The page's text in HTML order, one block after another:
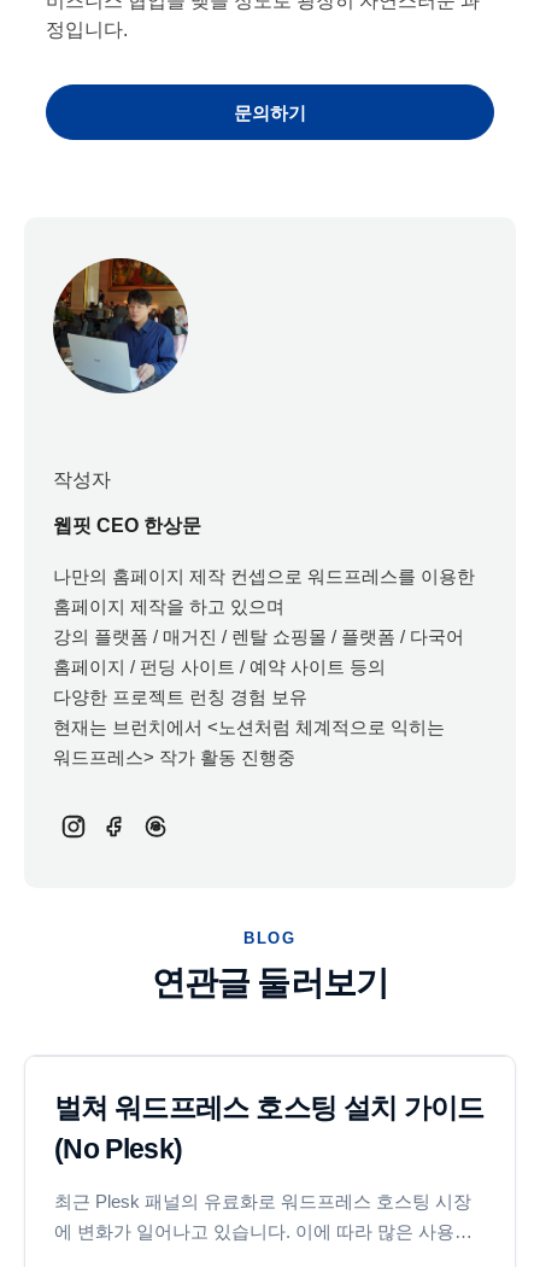
정입니다.
문의하기
작성자
웹핏 CEO 한상문
나만의 홈페이지 제작 컨셉으로 워드프레스를 이용한
홈페이지 제작을 하고 있으며
강의 플랫폼 / 매거진 / 렌탈 쇼핑몰 / 플랫폼 / 다국어
홈페이지 / 펀딩 사이트 / 예약 사이트 등의
다양한 프로젝트 런칭 경험 보유
현재는 브런치에서 <노션처럼 체계적으로 익히는
워드프레스> 작가 활동 진행중
BLOG
연관글 둘러보기
워드프레스
벌쳐 워드프레스 호스팅 설치 가이드
(No Plesk)
최근 Plesk 패널의 유료화로 워드프레스 호스팅 시장
에 변화가 일어나고 있습니다. 이에 따라 많은 사용자